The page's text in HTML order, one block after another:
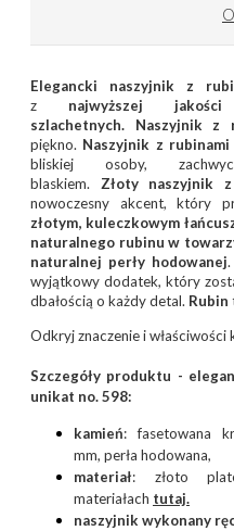
Elegancki naszyjnik z
z najwyższej
szlachetnych.
Naszyjnik z
piękno. Naszyjnik z rubinami
bliskiej osoby,
blaskiem. Złoty naszyjnik
nowoczesny akcent, który
złotym, kuleczkowym
naturalnego rubinu w
naturalnej perły hodowanej.
wyjątkowy dodatek, który
dbałością o każdy detal. Rubin
Odkryj znaczenie i właściwości
Szczegóły produktu - e
unikat no. 598:
kamień: fasetowana
mm, perła hodowana,
materiał: złoto
materiałach tutaj.
naszyjnik wykonany